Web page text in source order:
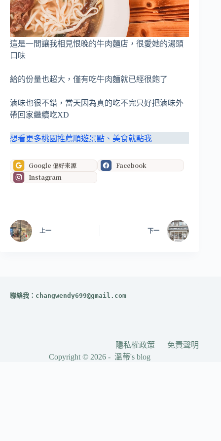
這是一間讓我相見恨晚的牛肉麵店，很愛她的湯頭
口味
給的份量也超大，僅有吃牛肉麵就已經很飽了
滷味也很不錯，當天因為真的吃不完只好把滷味外
帶回家繼續吃XD
想看更多桃園推薦順遊景點、美食就點我
Google 偏好來源
Facebook
Instagram
上一 下一
聯絡我： changwendy699@gmail.com
隱私權政策
免責聲明
Copyright © 2026 - 溫蒂's blog